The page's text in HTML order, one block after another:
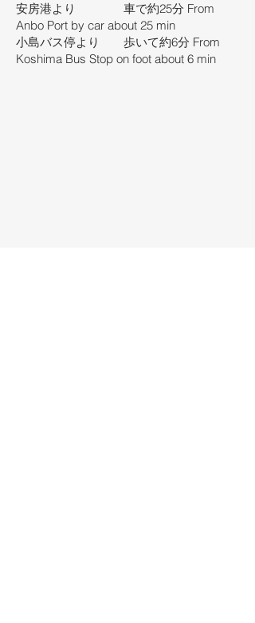
安房港より 車で約25分 From
Anbo Port by car about 25 min
小島バス停より 歩いて約6分 From
Koshima Bus Stop on foot about 6 min